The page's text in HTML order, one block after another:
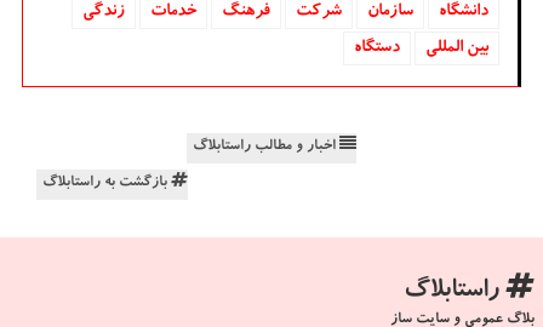
دانشگاه‌ سازمان شركت فرهنگ خدمات
زندگی
بین المللی
دستگاه
اخبار و مطالب راستابلاگ
بازگشت به راستابلاگ
راستابلاگ
بلاگ عمومی و سایت ساز